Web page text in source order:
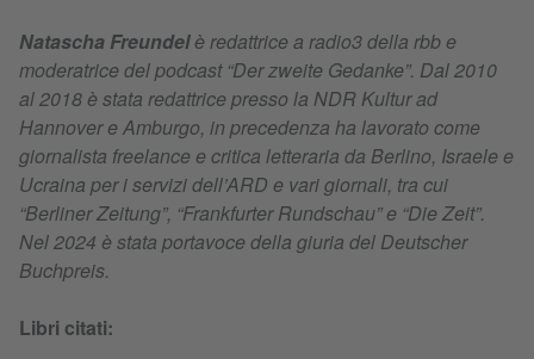
Natascha Freundelè redattrice a radio3 della rbb e
moderatrice del podcast “Der zweite Gedanke”. Dal 2010
al 2018 è stata redattrice presso la NDR Kultur ad
Hannover e Amburgo, in precedenza ha lavorato come
giornalista freelance e critica letteraria da Berlino, Israele e
Ucraina per i servizi dell’ARD e vari giornali, tra cui
“Berliner Zeitung”, “Frankfurter Rundschau” e “Die Zeit”.
Nel 2024 è stata portavoce della giuria del Deutscher
Buchpreis.
Libri citati: